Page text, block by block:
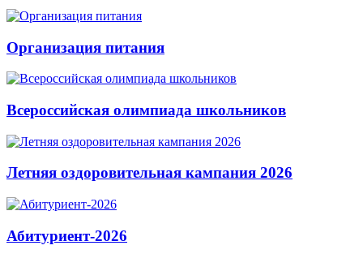
Организация питания
Всероссийская олимпиада школьников
Летняя оздоровительная кампания 2026
Абитуриент-2026